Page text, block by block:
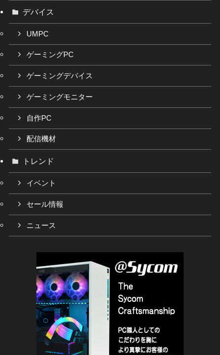
デバイス
UMPC
ゲーミングPC
ゲーミングデバイス
ゲーミングモニター
自作PC
配信機材
トレンド
イベント
セール情報
ニュース